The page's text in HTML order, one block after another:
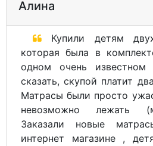
Алина
Купили детям
которая была в
одном очень
сказать, скупой платит
Матрасы были просто
невозможно лежать
Заказали новые
интернет магазине ,